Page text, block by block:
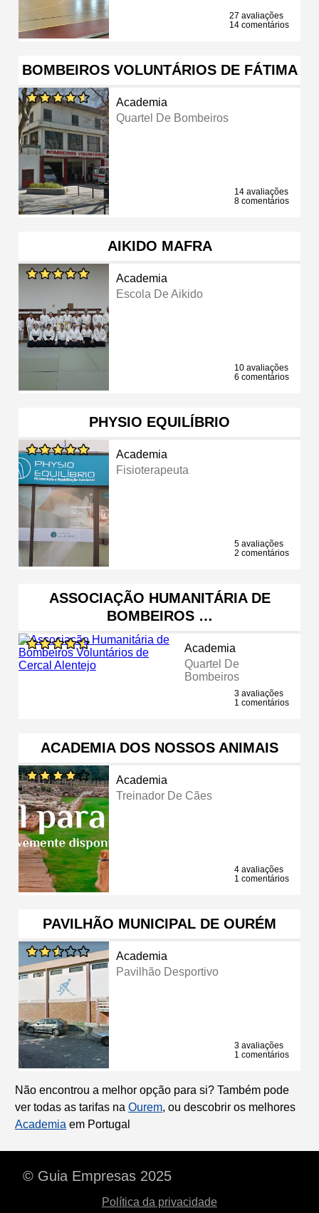
27 avaliações
14 comentários
BOMBEIROS VOLUNTÁRIOS DE FÁTIMA
Academia
Quartel De Bombeiros
14 avaliações
8 comentários
AIKIDO MAFRA
Academia
Escola De Aikido
10 avaliações
6 comentários
PHYSIO EQUILÍBRIO
Academia
Fisioterapeuta
5 avaliações
2 comentários
ASSOCIAÇÃO HUMANITÁRIA DE
BOMBEIROS …
Academia
Quartel De
Bombeiros
3 avaliações
1 comentários
ACADEMIA DOS NOSSOS ANIMAIS
Academia
Treinador De Cães
4 avaliações
1 comentários
PAVILHÃO MUNICIPAL DE OURÉM
Academia
Pavilhão Desportivo
3 avaliações
1 comentários
Não encontrou a melhor opção para si? Também pode
ver todas as tarifas na Ourem, ou descobrir os melhores
Academia em Portugal
© Guia Empresas 2025
Política da privacidade